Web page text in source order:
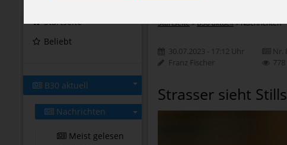
Startseite
Beliebt
B30 aktuell
Nachrichten
Meist gelesen
Startseite»B30 aktuell»Nachrichten
30.07.2023 - 17:12 Uhr
Franz Fischer
Nr.
778
Strasser sieht